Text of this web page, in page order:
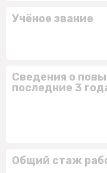
Учёное звание
Сведения о
последние 3
Общий стаж